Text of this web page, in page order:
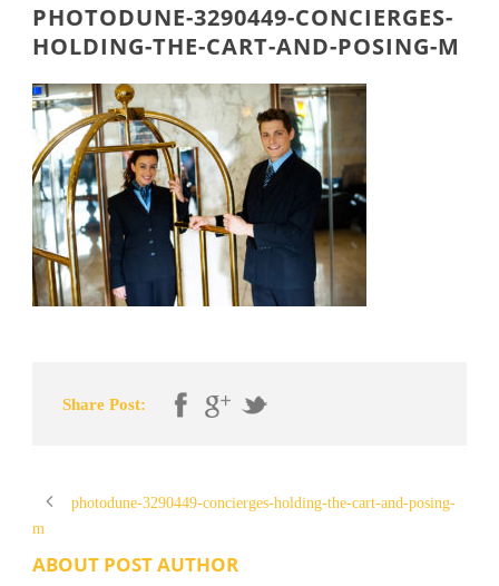
PHOTODUNE-3290449-CONCIERGES-
HOLDING-THE-CART-AND-POSING-M
Share Post:
photodune-3290449-concierges-holding-the-cart-and-posing-
m
ABOUT POST AUTHOR